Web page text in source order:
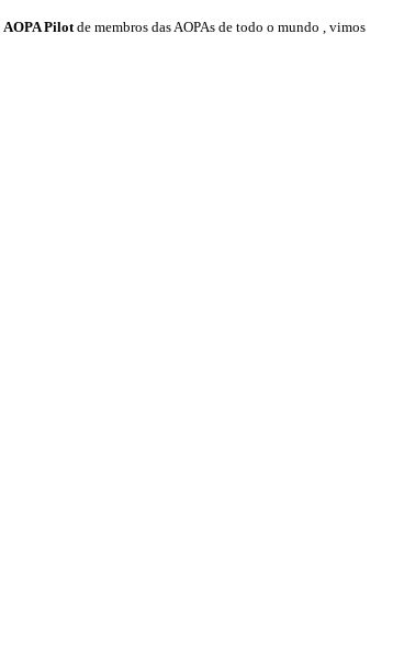
AOPA Pilot de membros das AOPAs de todo o mundo , vimos